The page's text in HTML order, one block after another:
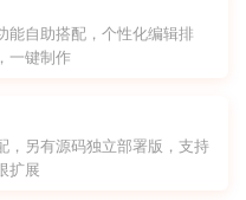
能自助搭配，个性化编辑排
一键制作
，另有源码独立部署版，支持
扩展